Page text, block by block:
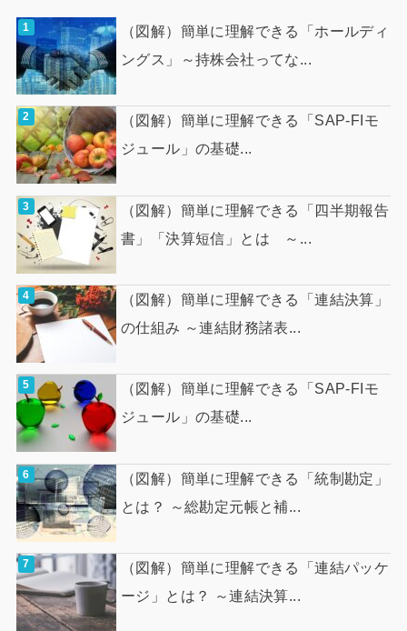
（図解）簡単に理解できる「ホールディ
ングス」～持株会社ってな...
（図解）簡単に理解できる「SAP-FIモ
ジュール」の基礎...
（図解）簡単に理解できる「四半期報告
書」「決算短信」とは ～...
（図解）簡単に理解できる「連結決算」
の仕組み ～連結財務諸表...
（図解）簡単に理解できる「SAP-FIモ
ジュール」の基礎...
（図解）簡単に理解できる「統制勘定」
とは？ ～総勘定元帳と補...
（図解）簡単に理解できる「連結パッケ
ージ」とは？ ～連結決算...